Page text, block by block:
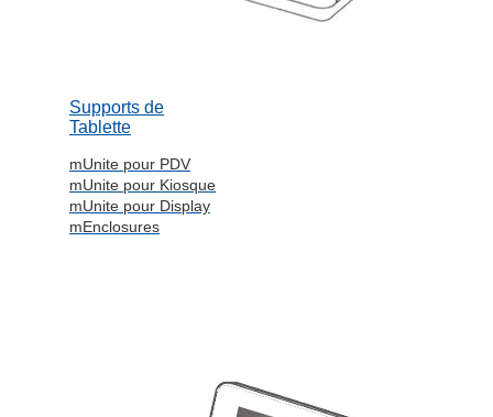
Supports de
Tablette
mUnite pour PDV
mUnite pour Kiosque
mUnite pour Display
mEnclosures